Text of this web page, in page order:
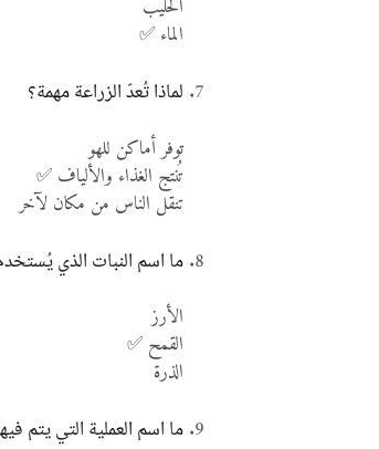
الحليب
الماء ✅
لماذا تُعدّ الزراعة مهمة؟
توفر أماكن للهو
تُنتج الغذاء والألياف ✅
تنقل الناس من مكان لآخر
ما اسم النبات الذي
الأرز
القمح ✅
الذرة
ما اسم العملية التي يتم